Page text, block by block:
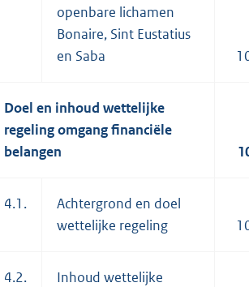
openbare lichamen
Bonaire, Sint Eustatius
en Saba
Doel en inhoud wettelijke
regeling omgang financiële
belangen
4.1.
Achtergrond en doel
wettelijke regeling
4.2.
Inhoud wettelijke